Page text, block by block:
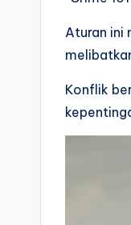
Aturan ini
Konflik